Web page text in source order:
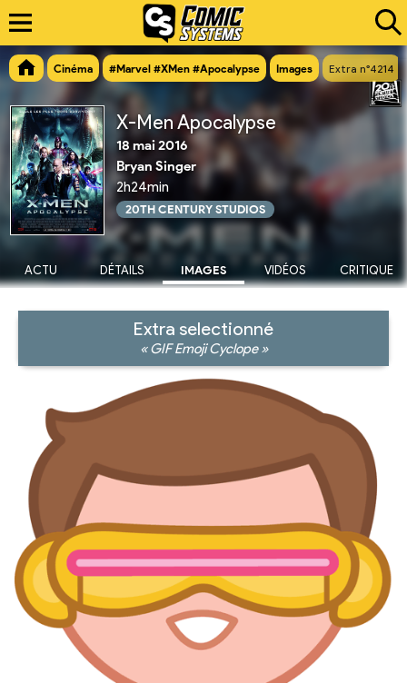
Cinéma #Marvel #XMen #Apocalypse Images Extra n°4214
X-Men Apocalypse
18 mai 2016
Bryan Singer
2h24min
20TH CENTURY STUDIOS
ACTU DÉTAILS IMAGES VIDÉOS CRITIQUE
Extra selectionné
« GIF Emoji Cyclope »